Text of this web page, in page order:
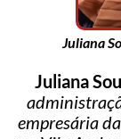
Juliana
Juliana
empresária